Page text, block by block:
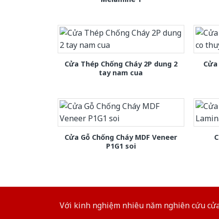
Cửa Thép Chống Cháy 2P dung 2
tay nam cua
Cửa Gỗ Chống Cháy MDF Veneer
P1G1 soi
Với kinh nghiệm nhiêu năm nghiên cứu